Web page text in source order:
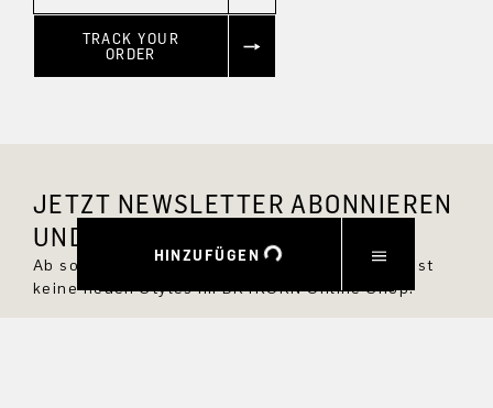
HINZUFÜGEN
TRACK YOUR
ORDER
JETZT NEWSLETTER ABONNIEREN
UND 10 % RABATT SICHERN.
Ab sofort bist Du immer up to date und verpasst
keine neuen Styles im DRYKORN Online Shop.